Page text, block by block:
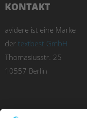
KONTAKT
avidere ist eine Marke
der textbest GmbH
Thomasiusstr. 25
10557 Berlin